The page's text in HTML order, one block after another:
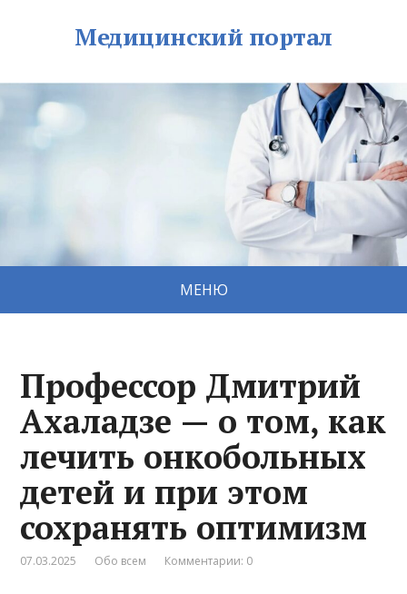
Медицинский портал
МЕНЮ
Профессор Дмитрий
Ахаладзе — о том, как
лечить онкобольных
детей и при этом
сохранять оптимизм
07.03.2025 Обо всем Комментарии: 0